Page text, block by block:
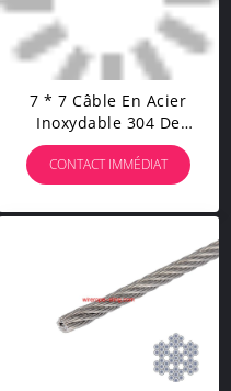
7 * 7 Câble En Acier
Inoxydable 304 De
4,0mm Pour Kit De Voie
De Câble
CONTACT IMMÉDIAT